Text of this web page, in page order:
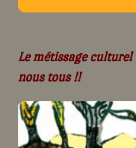
Le métissage
nous tous !!